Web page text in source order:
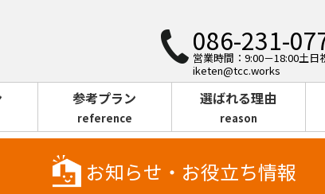
086-231-
営業時間：9:00－18:00土日
iketen@tcc.works
参考プラン
reference
選ばれる理由
reason
お知らせ・お役立ち情報